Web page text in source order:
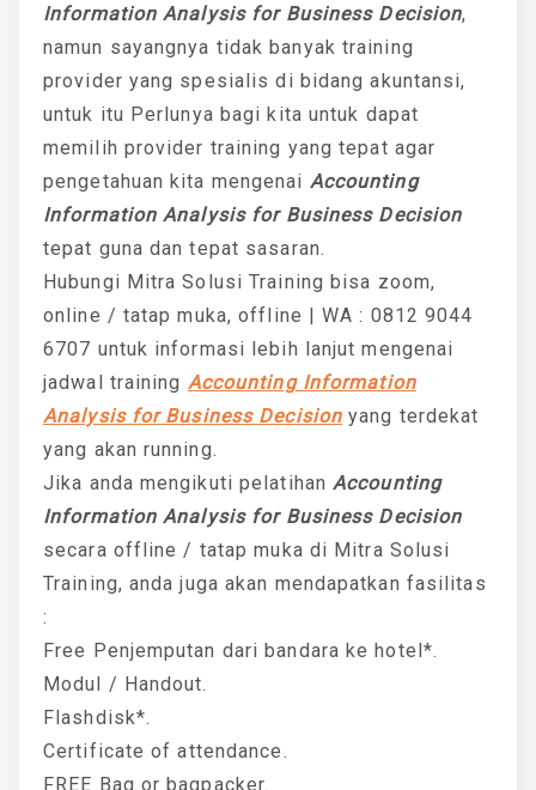
Information Analysis for Business Decision,
namun sayangnya tidak banyak training
provider yang spesialis di bidang akuntansi,
untuk itu Perlunya bagi kita untuk dapat
memilih provider training yang tepat agar
pengetahuan kita mengenai Accounting
Information Analysis for Business Decision
tepat guna dan tepat sasaran.
Hubungi Mitra Solusi Training bisa zoom,
online / tatap muka, offline | WA : 0812 9044
6707 untuk informasi lebih lanjut mengenai
jadwal training Accounting Information
Analysis for Business Decision yang terdekat
yang akan running.
Jika anda mengikuti pelatihan Accounting
Information Analysis for Business Decision
secara offline / tatap muka di Mitra Solusi
Training, anda juga akan mendapatkan fasilitas
:
Free Penjemputan dari bandara ke hotel*.
Modul / Handout.
Flashdisk*.
Certificate of attendance.
FREE Bag or bagpacker.